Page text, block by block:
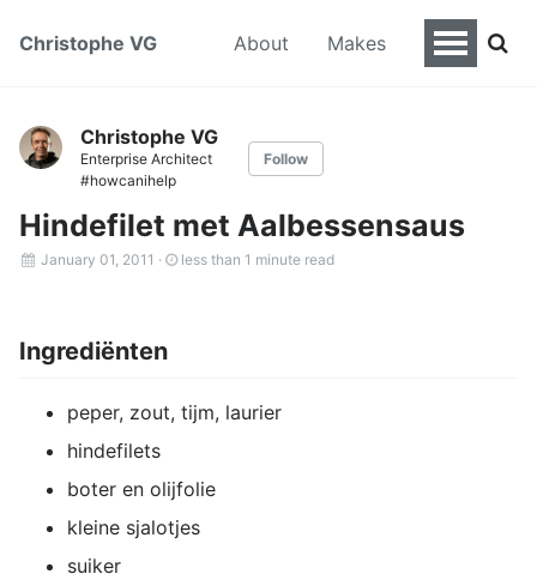
Christophe VG About Makes
Christophe VG
Enterprise Architect
#howcanihelp
Follow
Hindefilet met Aalbessensaus
January 01, 2011 · less than 1 minute read
Ingrediënten
peper, zout, tijm, laurier
hindefilets
boter en olijfolie
kleine sjalotjes
suiker